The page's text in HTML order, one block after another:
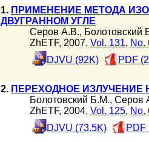
1. ПРИМЕНЕНИЕ МЕТОДА
ДВУГРАННОМ УГЛЕ
Серов А.В., Болотовский
ZhETF, 2007, Vol. 131, No.
DJVU (92K)
PDF
2. ПЕРЕХОДНОЕ
Болотовский Б.М., Серов
ZhETF, 2004, Vol. 125, No.
DJVU (73.5K)
PDF